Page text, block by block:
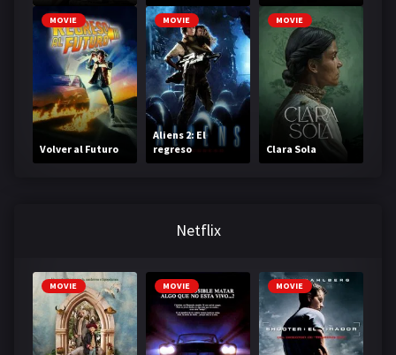
MOVIE
Volver al Futuro
MOVIE
Aliens 2: El
regreso
MOVIE
Clara Sola
Netflix
MOVIE MOVIE MOVIE